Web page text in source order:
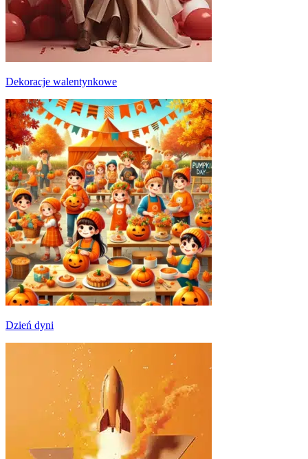
Dekoracje walentynkowe
Dzień dyni